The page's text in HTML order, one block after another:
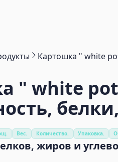
Картошка " white
" white
Вес. Количество. Упаковка.
жиров и